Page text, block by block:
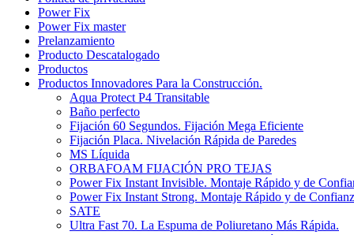
Power Fix
Power Fix master
Prelanzamiento
Producto Descatalogado
Productos
Productos Innovadores Para la Construcción.
Aqua Protect P4 Transitable
Baño perfecto
Fijación 60 Segundos. Fijación Mega Eficiente
Fijación Placa. Nivelación Rápida de Paredes
MS Líquida
ORBAFOAM FIJACIÓN PRO TEJAS
Power Fix Instant Invisible. Montaje Rápido y de
Power Fix Instant Strong. Montaje Rápido y de
SATE
Ultra Fast 70. La Espuma de Poliuretano Más Rápida.